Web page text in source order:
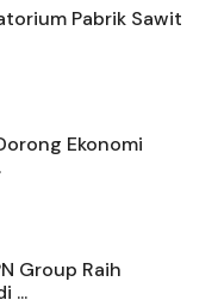
Pabrik Sawit
Ekonomi
Group Raih
...